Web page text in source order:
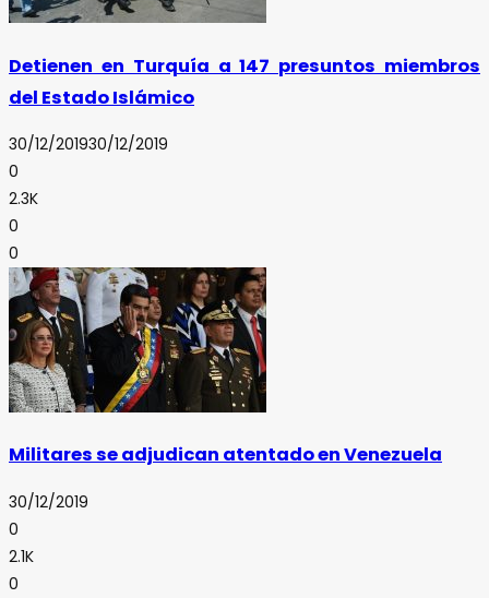
Detienen en Turquía a 147 presuntos miembros
del Estado Islámico
30/12/201930/12/2019
0
2.3K
0
0
Militares se adjudican atentado en Venezuela
30/12/2019
0
2.1K
0